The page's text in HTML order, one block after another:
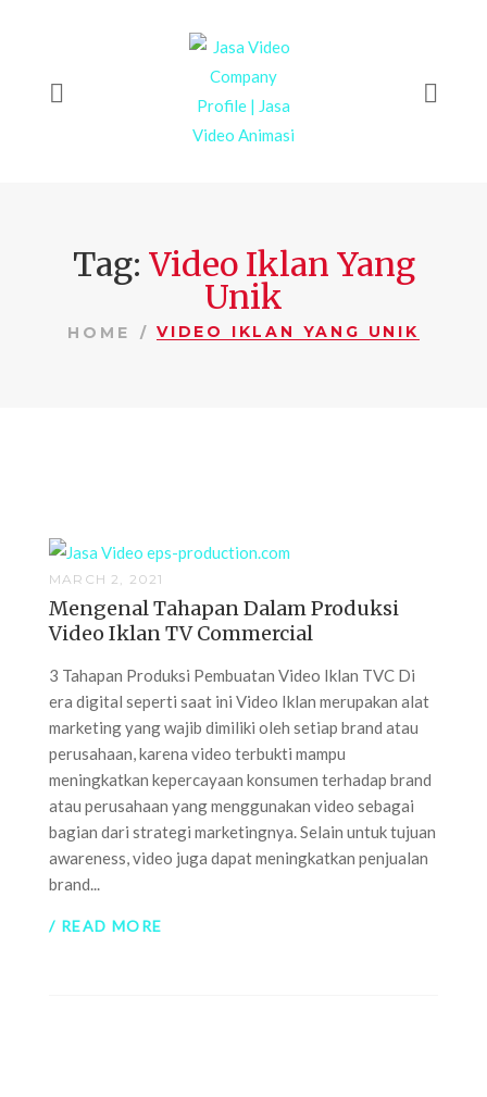
Tag: Video Iklan Yang
Unik
HOME VIDEO IKLAN YANG UNIK
MARCH 2, 2021
Mengenal Tahapan Dalam Produksi
Video Iklan TV Commercial
3 Tahapan Produksi Pembuatan Video Iklan TVC Di
era digital seperti saat ini Video Iklan merupakan alat
marketing yang wajib dimiliki oleh setiap brand atau
perusahaan, karena video terbukti mampu
meningkatkan kepercayaan konsumen terhadap brand
atau perusahaan yang menggunakan video sebagai
bagian dari strategi marketingnya. Selain untuk tujuan
awareness, video juga dapat meningkatkan penjualan
brand...
/ READ MORE